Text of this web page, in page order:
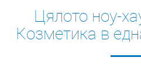
Цялото ноу-
Козметика в